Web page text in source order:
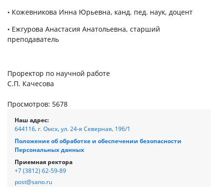
• Кожевникова Инна Юрьевна, канд. пед. наук, доцент
• Ежгурова Анастасия Анатольевна, старший
преподаватель
Проректор по научной работе
С.П. Качесова
Просмотров: 5678
Наш адрес:
644116, г. Омск, ул. 24-я Северная, 196/1
Положение об обработке и обеспечении безопасности
Персональных данных
Приемная ректора
+7 (3812) 62-59-89
post@sano.ru